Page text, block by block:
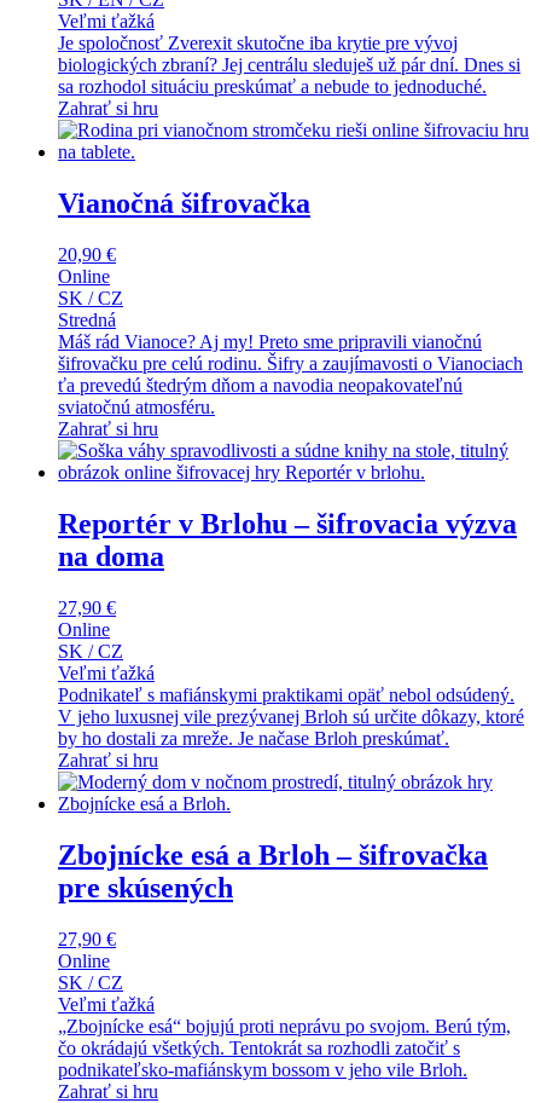
Veľmi ťažká
Je spoločnosť Zverexit skutočne iba krytie pre vývoj
biologických zbraní? Jej centrálu sleduješ už pár dní. Dnes si
sa rozhodol situáciu preskúmať a nebude to jednoduché.
Zahrať si hru
Vianočná šifrovačka
20,90 €
Online
SK / CZ
Stredná
Máš rád Vianoce? Aj my! Preto sme pripravili vianočnú
šifrovačku pre celú rodinu. Šifry a zaujímavosti o Vianociach
ťa prevedú štedrým dňom a navodia neopakovateľnú
sviatočnú atmosféru.
Zahrať si hru
Reportér v Brlohu – šifrovacia výzva
na doma
27,90 €
Online
SK / CZ
Veľmi ťažká
Podnikateľ s mafiánskymi praktikami opäť nebol odsúdený.
V jeho luxusnej vile prezývanej Brloh sú určite dôkazy, ktoré
by ho dostali za mreže. Je načase Brloh preskúmať.
Zahrať si hru
Zbojnícke esá a Brloh – šifrovačka
pre skúsených
27,90 €
Online
SK / CZ
Veľmi ťažká
„Zbojnícke esá“ bojujú proti neprávu po svojom. Berú tým,
čo okrádajú všetkých. Tentokrát sa rozhodli zatočiť s
podnikateľsko-mafiánskym bossom v jeho vile Brloh.
Zahrať si hru